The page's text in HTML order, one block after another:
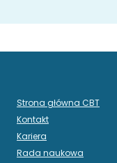
Strona główna CBT
Kontakt
Kariera
Rada naukowa